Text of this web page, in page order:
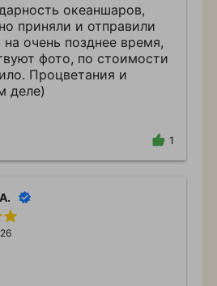
океаншаров,
приняли и отправили
на очень позднее время,
фото, по стоимости
Процветания и
деле)
1